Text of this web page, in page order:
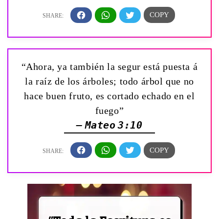
“Ahora, ya también la segur está puesta á
la raíz de los árboles; todo árbol que no
hace buen fruto, es cortado echado en el
fuego”
— Mateo 3:10